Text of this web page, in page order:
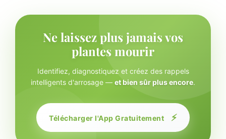
Ne laissez plus jamais vos
plantes mourir
Identifiez, diagnostiquez et créez des rappels
intelligents d'arrosage — et bien sûr plus encore.
Télécharger l'App Gratuitement ⚡